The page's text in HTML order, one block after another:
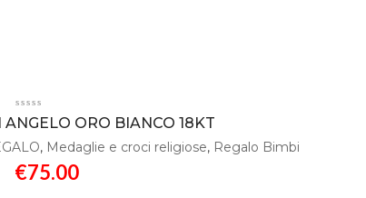
ORO BIANCO 18KT
, Medaglie e croci religiose, Regalo Bimbi
€75.00